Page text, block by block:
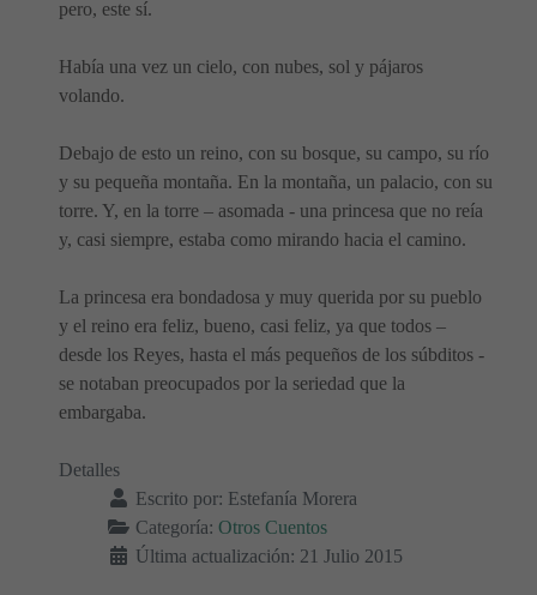
pero, este sí.
Había una vez un cielo, con nubes, sol y pájaros
volando.
Debajo de esto un reino, con su bosque, su campo, su río
y su pequeña montaña. En la montaña, un palacio, con su
torre. Y, en la torre – asomada - una princesa que no reía
y, casi siempre, estaba como mirando hacia el camino.
La princesa era bondadosa y muy querida por su pueblo
y el reino era feliz, bueno, casi feliz, ya que todos –
desde los Reyes, hasta el más pequeños de los súbditos -
se notaban preocupados por la seriedad que la
embargaba.
Detalles
Escrito por: Estefanía Morera
Categoría: Otros Cuentos
Última actualización: 21 Julio 2015